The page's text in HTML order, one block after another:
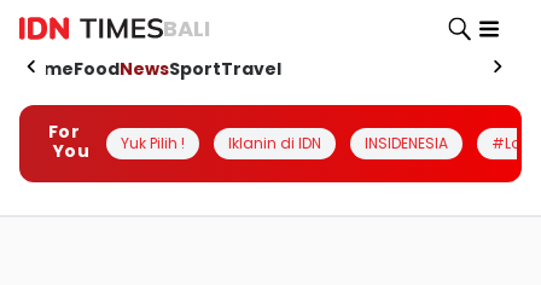
BALI
HomeFoodNewsSportTravel
For
You
Yuk Pilih ! Iklanin di IDN INSIDENESIA